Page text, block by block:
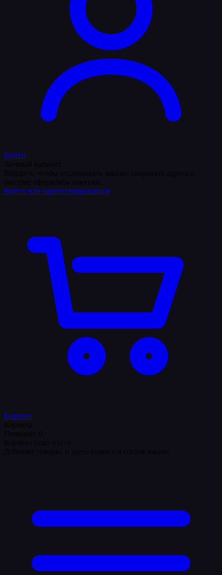
Войти
Войти или зарегистрироваться
Корзина